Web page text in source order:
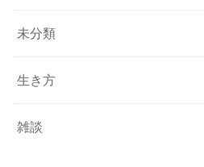
未分類
生き方
雑談